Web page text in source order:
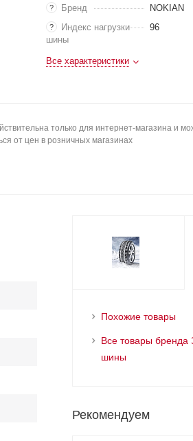
? Бренд NOKIAN
?
Индекс нагрузки
шины
96
Все характеристики
только для интернет-магазина и
от цен в розничных магазинах
Похожие товары
Все товары бренда
шины
Рекомендуем